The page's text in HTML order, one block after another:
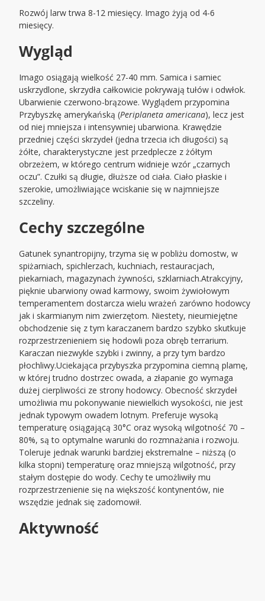
Rozwój larw trwa 8-12 miesięcy. Imago żyją od 4-6
miesięcy.
Wygląd
Imago osiągają wielkość 27-40 mm. Samica i samiec
uskrzydlone, skrzydła całkowicie pokrywają tułów i odwłok.
Ubarwienie czerwono-brązowe. Wyglądem przypomina
Przybyszkę amerykańską (Periplaneta americana), lecz jest
od niej mniejsza i intensywniej ubarwiona. Krawędzie
przedniej części skrzydeł (jedna trzecia ich długości) są
żółte, charakterystyczne jest przedplecze z żółtym
obrzeżem, w którego centrum widnieje wzór „czarnych
oczu”. Czułki są długie, dłuższe od ciała. Ciało płaskie i
szerokie, umożliwiające wciskanie się w najmniejsze
szczeliny.
Cechy szczególne
Gatunek synantropijny, trzyma się w pobliżu domostw, w
spiżarniach, spichlerzach, kuchniach, restauracjach,
piekarniach, magazynach żywności, szklarniach.Atrakcyjny,
pięknie ubarwiony owad karmowy, swoim żywiołowym
temperamentem dostarcza wielu wrażeń zarówno hodowcy
jak i skarmianym nim zwierzętom. Niestety, nieumiejętne
obchodzenie się z tym karaczanem bardzo szybko skutkuje
rozprzestrzenieniem się hodowli poza obręb terrarium.
Karaczan niezwykle szybki i zwinny, a przy tym bardzo
płochliwy.Uciekająca przybyszka przypomina ciemną plamę,
w której trudno dostrzec owada, a złapanie go wymaga
dużej cierpliwości ze strony hodowcy. Obecność skrzydeł
umożliwia mu pokonywanie niewielkich wysokości, nie jest
jednak typowym owadem lotnym. Preferuje wysoką
temperaturę osiągającą 30°C oraz wysoką wilgotność 70 –
80%, są to optymalne warunki do rozmnażania i rozwoju.
Toleruje jednak warunki bardziej ekstremalne – niższą (o
kilka stopni) temperaturę oraz mniejszą wilgotność, przy
stałym dostępie do wody. Cechy te umożliwiły mu
rozprzestrzenienie się na większość kontynentów, nie
wszędzie jednak się zadomowił.
Aktywność